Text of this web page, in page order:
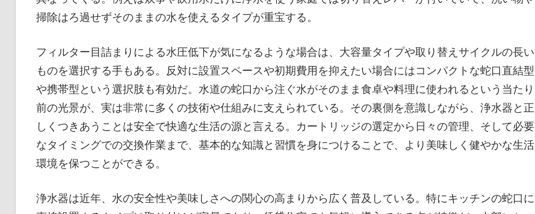
掃除はろ過せずそのままの水を使えるタイプが重宝する。
フィルター目詰まりによる水圧低下が気になるような場合は、大容量タイプや取り替えサイクルの長い
ものを選択する手もある。反対に設置スペースや初期費用を抑えたい場合にはコンパクトな蛇口直結型
や携帯型という選択肢も有効だ。水道の蛇口から注ぐ水がそのまま食卓や料理に使われるという当たり
前の光景が、実は非常に多くの技術や仕組みに支えられている。その裏側を意識しながら、浄水器と正
しくつきあうことは安全で快適な生活の源と言える。カートリッジの選定から日々の管理、そして必要
なタイミングでの交換作業まで、基本的な知識と習慣を身につけることで、より美味しく健やかな生活
環境を保つことができる。
浄水器は近年、水の安全性や美味しさへの関心の高まりから広く普及している。特にキッチンの蛇口に